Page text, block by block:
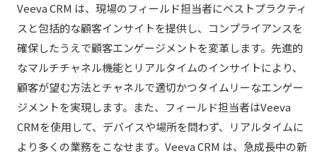
Veeva CRM は、現場のフィールド担当者にベストプラクティ
スと包括的な顧客インサイトを提供し、コンプライアンスを
確保したうえで顧客エンゲージメントを変革します。先進的
なマルチチャネル機能とリアルタイムのインサイトにより、
顧客が望む方法とチャネルで適切かつタイムリーなエンゲー
ジメントを実現します。また、フィールド担当者はVeeva
CRMを使用して、デバイスや場所を問わず、リアルタイムに
より多くの業務をこなせます。Veeva CRM は、急成長中の新